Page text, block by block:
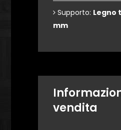
Supporto: Legno
mm
vendita